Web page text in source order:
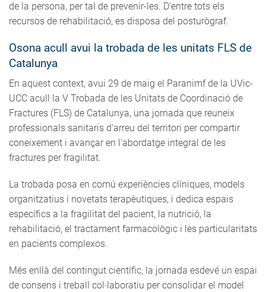
de la persona, per tal de prevenir-les. D'entre tots els
recursos de rehabilitació, es disposa del posturògraf.
Osona acull avui la trobada de les unitats FLS de
Catalunya
En aquest context, avui 29 de maig el Paranimf de la UVic-
UCC acull la V Trobada de les Unitats de Coordinació de
Fractures (FLS) de Catalunya, una jornada que reuneix
professionals sanitaris d'arreu del territori per compartir
coneixement i avançar en l'abordatge integral de les
fractures per fragilitat.
La trobada posa en comú experiències clíniques, models
organitzatius i novetats terapèutiques, i dedica espais
específics a la fragilitat del pacient, la nutrició, la
rehabilitació, el tractament farmacològic i les particularitats
en pacients complexos.
Més enllà del contingut científic, la jornada esdevé un espai
de consens i treball col·laboratiu per consolidar el model